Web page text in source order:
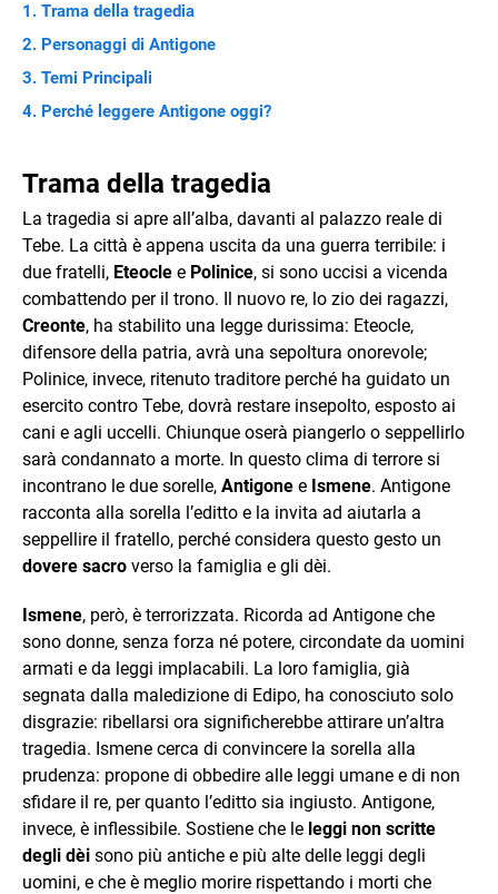
Trama della tragedia
Personaggi di Antigone
Temi Principali
Perché leggere Antigone oggi?
Trama della tragedia
La tragedia si apre all’alba, davanti al palazzo reale di
Tebe. La città è appena uscita da una guerra terribile: i
due fratelli, Eteocle e Polinice, si sono uccisi a vicenda
combattendo per il trono. Il nuovo re, lo zio dei ragazzi,
Creonte, ha stabilito una legge durissima: Eteocle,
difensore della patria, avrà una sepoltura onorevole;
Polinice, invece, ritenuto traditore perché ha guidato un
esercito contro Tebe, dovrà restare insepolto, esposto ai
cani e agli uccelli. Chiunque oserà piangerlo o seppellirlo
sarà condannato a morte. In questo clima di terrore si
incontrano le due sorelle, Antigone e Ismene. Antigone
racconta alla sorella l’editto e la invita ad aiutarla a
seppellire il fratello, perché considera questo gesto un
dovere sacro verso la famiglia e gli dèi.
Ismene, però, è terrorizzata. Ricorda ad Antigone che
sono donne, senza forza né potere, circondate da uomini
armati e da leggi implacabili. La loro famiglia, già
segnata dalla maledizione di Edipo, ha conosciuto solo
disgrazie: ribellarsi ora significherebbe attirare un’altra
tragedia. Ismene cerca di convincere la sorella alla
prudenza: propone di obbedire alle leggi umane e di non
sfidare il re, per quanto l’editto sia ingiusto. Antigone,
invece, è inflessibile. Sostiene che le leggi non scritte
degli dèi sono più antiche e più alte delle leggi degli
uomini, e che è meglio morire rispettando i morti che